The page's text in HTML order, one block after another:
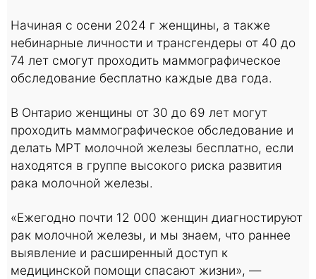
Начиная с осени 2024 г женщины, а также
небинарные личности и трансгендеры от 40 до
74 лет смогут проходить маммографическое
обследование бесплатно каждые два года.
В Онтарио женщины от 30 до 69 лет могут
проходить маммографическое обследование и
делать МРТ молочной железы бесплатно, если
находятся в группе высокого риска развития
рака молочной железы.
«Ежегодно почти 12 000 женщин диагностируют
рак молочной железы, и мы знаем, что раннее
выявление и расширенный доступ к
медицинской помощи спасают жизни», —